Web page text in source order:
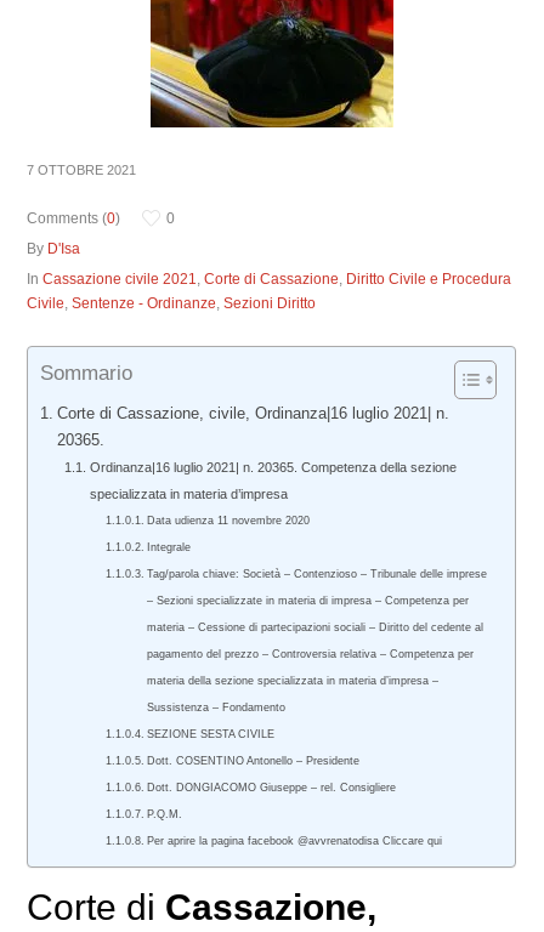
7 OTTOBRE 2021
Comments (0)
0
By D'Isa
InCassazione civile 2021,Corte di Cassazione, Diritto Civile e Procedura
Civile,Sentenze - Ordinanze,Sezioni Diritto
Sommario
Corte di Cassazione, civile, Ordinanza|16 luglio 2021| n.
20365.
Ordinanza|16 luglio 2021| n. 20365. Competenza della sezione
specializzata in materia d’impresa
Data udienza 11 novembre 2020
Integrale
Tag/parola chiave: Società – Contenzioso – Tribunale delle imprese
– Sezioni specializzate in materia di impresa – Competenza per
materia – Cessione di partecipazioni sociali – Diritto del cedente al
pagamento del prezzo – Controversia relativa – Competenza per
materia della sezione specializzata in materia d’impresa –
Sussistenza – Fondamento
SEZIONE SESTA CIVILE
Dott. COSENTINO Antonello – Presidente
Dott. DONGIACOMO Giuseppe – rel. Consigliere
P.Q.M.
Per aprire la pagina facebook @avvrenatodisa Cliccare qui
Corte di Cassazione,